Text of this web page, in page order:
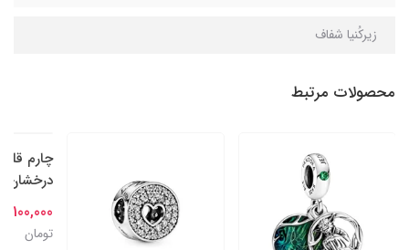
زیرکُنیا شفاف
محصولات مرتبط